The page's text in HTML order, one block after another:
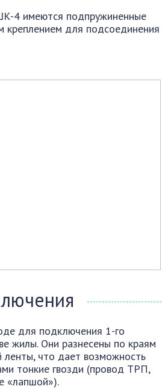
4 имеются подпружиненные
креплением для подсоединения
для подключения 1-го
жилы. Они разнесены по краям
ленты, что дает возможность
тонкие гвозди (провод ТРП,
«лапшой»).